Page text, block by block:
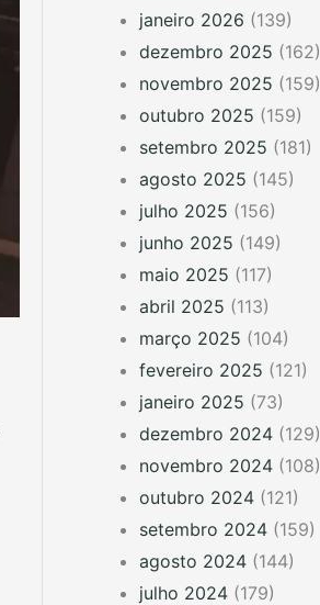
janeiro 2026 (139)
dezembro 2025 (162)
novembro 2025 (159)
outubro 2025 (159)
setembro 2025 (181)
agosto 2025 (145)
julho 2025 (156)
junho 2025 (149)
maio 2025 (117)
abril 2025 (113)
março 2025 (104)
fevereiro 2025 (121)
janeiro 2025 (73)
dezembro 2024 (129)
novembro 2024 (108)
outubro 2024 (121)
setembro 2024 (159)
agosto 2024 (144)
julho 2024 (179)